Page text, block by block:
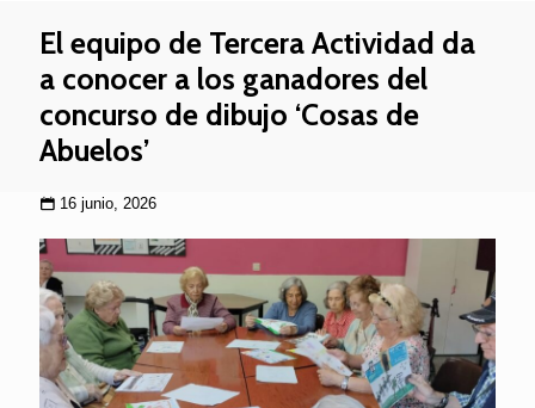
El equipo de Tercera Actividad da
a conocer a los ganadores del
concurso de dibujo ‘Cosas de
Abuelos’
16 junio, 2026